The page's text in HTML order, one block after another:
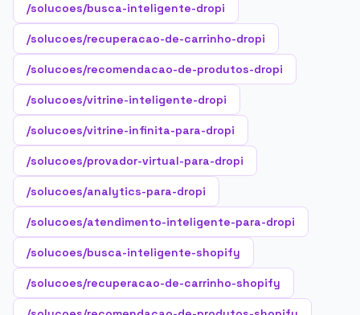
/solucoes/busca-inteligente-dropi
/solucoes/recuperacao-de-carrinho-dropi
/solucoes/recomendacao-de-produtos-dropi
/solucoes/vitrine-inteligente-dropi
/solucoes/vitrine-infinita-para-dropi
/solucoes/provador-virtual-para-dropi
/solucoes/analytics-para-dropi
/solucoes/atendimento-inteligente-para-dropi
/solucoes/busca-inteligente-shopify
/solucoes/recuperacao-de-carrinho-shopify